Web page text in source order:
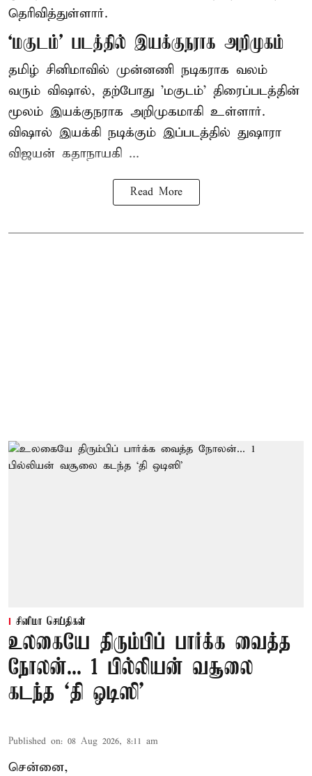
தெரிவித்துள்ளார்.
‘மகுடம்’ படத்தில் இயக்குநராக அறிமுகம்
தமிழ் சினிமாவில் முன்னணி நடிகராக வலம்
வரும் விஷால், தற்போது 'மகுடம்' திரைப்படத்தின்
மூலம் இயக்குநராக அறிமுகமாகி உள்ளார்.
விஷால் இயக்கி நடிக்கும் இப்படத்தில் துஷாரா
விஜயன் கதாநாயகி ...
Read More
சினிமா செய்திகள்
உலகையே திரும்பிப் பார்க்க வைத்த
நோலன்... 1 பில்லியன் வசூலை
கடந்த ‘தி ஒடிஸி’
Published on: 08 Aug 2026, 8:11 am
சென்னை,